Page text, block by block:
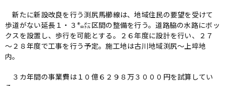
新たに新設改良を行う渕尻馬櫛線は、地域住民の要望を受けて
歩道がない延長１・３㌔㍍区間の整備を行う。道路脇の水路にボッ
クスを設置し、歩行を可能とする。２６年度に設計を行い、２７
～２８年度で工事を行う予定。施工地は古川地域渕尻～上埣地
内。
３カ年間の事業費は１０億６２９８万３０００円を試算してい